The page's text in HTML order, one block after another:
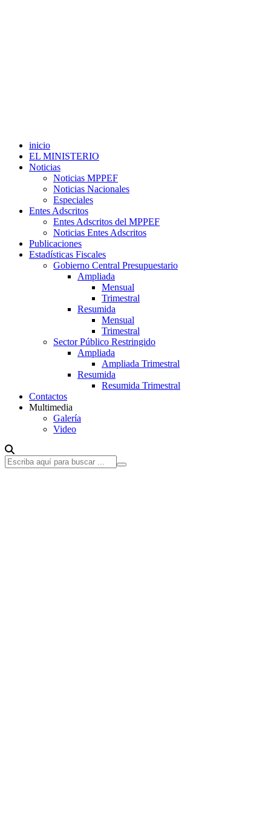
inicio
EL MINISTERIO
Noticias
Noticias MPPEF
Noticias Nacionales
Especiales
Entes Adscritos
Entes Adscritos del MPPEF
Noticias Entes Adscritos
Publicaciones
Estadísticas Fiscales
Gobierno Central Presupuestario
Ampliada
Mensual
Trimestral
Resumida
Mensual
Trimestral
Sector Público Restringido
Ampliada
Ampliada Trimestral
Resumida
Resumida Trimestral
Contactos
Multimedia
Galería
Video